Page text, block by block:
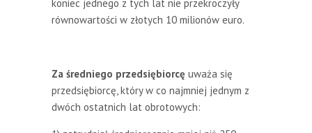
koniec jednego z tych lat nie przekroczyły
równowartości w złotych 10 milionów euro.
Za średniego przedsiębiorcę uważa się
przedsiębiorcę, który w co najmniej jednym z
dwóch ostatnich lat obrotowych: